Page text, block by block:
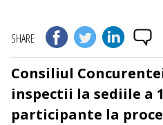
SHARE
Consiliul
inspectii la sediile a
participante la